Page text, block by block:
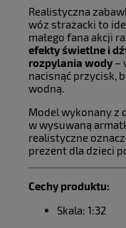
Realistyczna
wóz strażacki to
małego fana akcji
efekty świetlne i
rozpylania wody –
nacisnąć przycisk,
wodną.
Model wykonany z
w wysuwaną
realistyczne
prezent dla dzieci
Cechy produktu:
Skala: 1:32